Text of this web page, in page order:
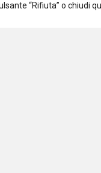
“Rifiuta” o chiudi